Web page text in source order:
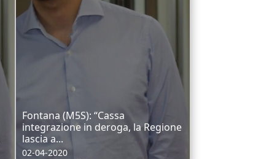
Fontana (M5S): “Cassa
integrazione in deroga, la Regione
lascia a...
02-04-2020